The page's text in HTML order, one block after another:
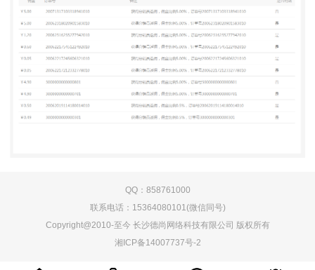
QQ：858761000
联系电话：15364080101(微信同号)
Copyright@2010-至今 长沙德尚网络科技有限公司 版权所有
湘ICP备14007737号-2